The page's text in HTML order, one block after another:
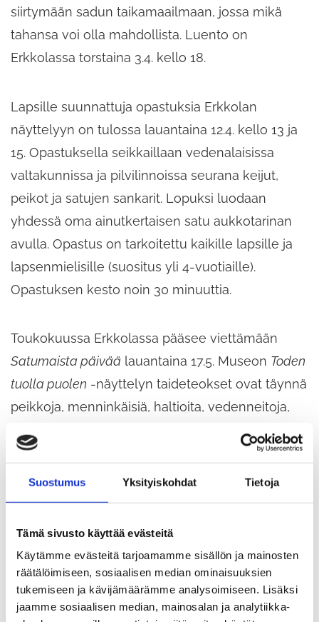
Suostumus Yksityiskohdat Tietoja
Tämä sivusto käyttää evästeitä
Käytämme evästeitä tarjoamamme sisällön ja mainosten
räätälöimiseen, sosiaalisen median ominaisuuksien
tukemiseen ja kävijämäärämme analysoimiseen. Lisäksi
jaamme sosiaalisen median, mainosalan ja analytiikka-
siirtymään sadun taikamaailmaan, jossa mikä
tahansa voi olla mahdollista. Luento on
Erkkolassa torstaina 3.4. kello 18.
Lapsille suunnattuja opastuksia Erkkolan
näyttelyyn on tulossa lauantaina 12.4. kello 13 ja
15. Opastuksella seikkaillaan vedenalaisissa
valtakunnissa ja pilvilinnoissa seurana keijut,
peikot ja satujen sankarit. Lopuksi luodaan
yhdessä oma ainutkertaisen satu aukkotarinan
avulla. Opastus on tarkoitettu kaikille lapsille ja
lapsenmielisille (suositus yli 4-vuotiaille).
Opastuksen kesto noin 30 minuuttia.
Toukokuussa Erkkolassa pääsee viettämään
Satumaista päivää lauantaina 17.5. Museon Toden
tuolla puolen -näyttelyn taideteokset ovat täynnä
peikkoja, menninkäisiä, haltioita, vedenneitoja,
prinsessoja, prinssejä, noitia, rupikonnia ja
monenmoisia uljaita sankareita. Pukeudu sinäkin
vaikka lempikirjasi henkilöksi tai satuhahmoksi ja
tule meille! Päivän aikana museossa on
työpajassa tai kokeilla paperiteatteria. Pihalla on
myynnissä ”Leipovien leidien” herkkuja. Jos asu
unohtui, meiltä löydät muutamia roolivaatteita.
Museo on auki kello 10–17.